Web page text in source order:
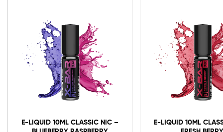
E-LIQUID 10ML CLASSIC NIC –
E-LIQUID 10ML